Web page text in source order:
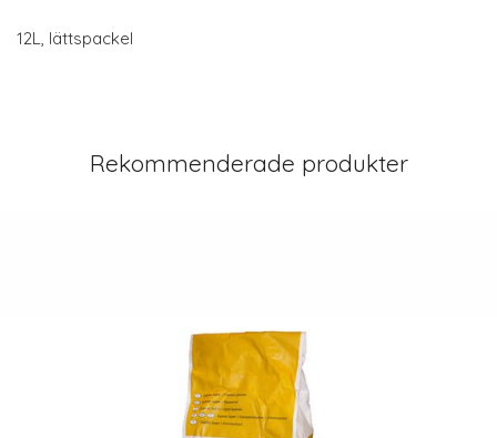
12L, lättspackel
Rekommenderade produkter